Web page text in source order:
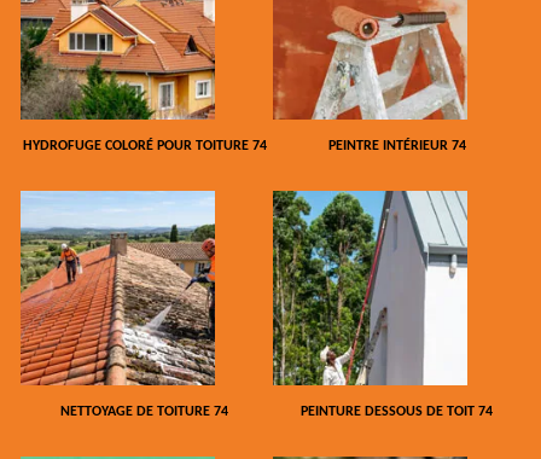
HYDROFUGE COLORÉ POUR TOITURE 74 PEINTRE INTÉRIEUR 74
NETTOYAGE DE TOITURE 74 PEINTURE DESSOUS DE TOIT 74